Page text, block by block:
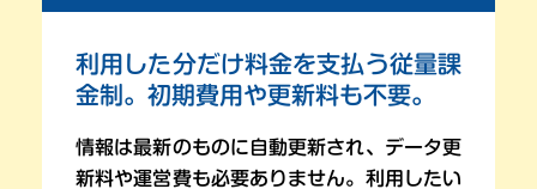
利用した分だけ料金を支払う従量課
金制。 初期費用や更新料も不要。
情報は最新のものに自動更新され、データ更
新料や運営費も必要ありません。利用したい